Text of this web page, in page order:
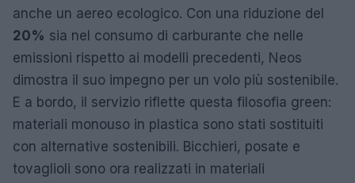
anche un aereo ecologico. Con una riduzione del
20% sia nel consumo di carburante che nelle
emissioni rispetto ai modelli precedenti, Neos
dimostra il suo impegno per un volo più sostenibile.
E a bordo, il servizio riflette questa filosofia green:
materiali monouso in plastica sono stati sostituiti
con alternative sostenibili. Bicchieri, posate e
tovaglioli sono ora realizzati in materiali